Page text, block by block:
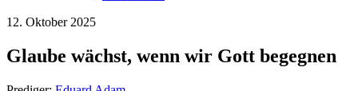
12. Oktober 2025
Glaube wächst, wenn wir Gott begegnen